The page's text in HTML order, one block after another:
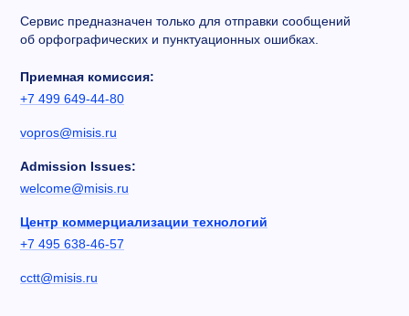
Сервис предназначен только для отправки сообщений
об орфографических и пунктуационных ошибках.
Приемная комиссия:
+7 499 649-44-80
vopros@misis.ru
Admission Issues:
welcome@misis.ru
Центр коммерциализации технологий
+7 495 638-46-57
cctt@misis.ru